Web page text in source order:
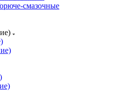
смазочные